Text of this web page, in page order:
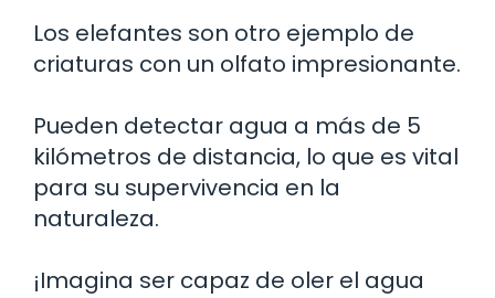
Los elefantes son otro ejemplo de
criaturas con un olfato impresionante.
Pueden detectar agua a más de 5
kilómetros de distancia, lo que es vital
para su supervivencia en la
naturaleza.
¡Imagina ser capaz de oler el agua